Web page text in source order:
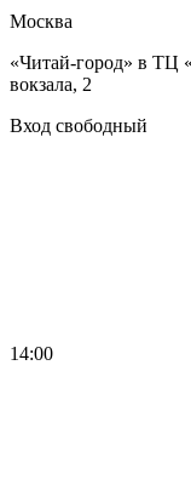
Москва
«Читай-город» в ТЦ
вокзала, 2
Вход свободный
14:00